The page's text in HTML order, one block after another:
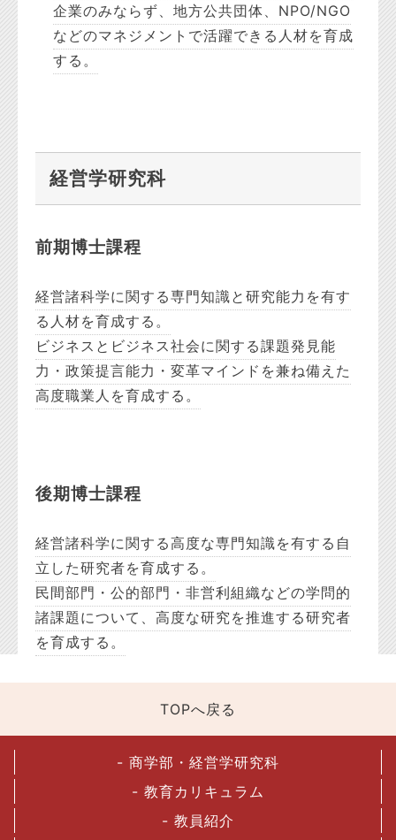
企業のみならず、地方公共団体、NPO/NGO
などのマネジメントで活躍できる人材を育成
する。
経営学研究科
前期博士課程
経営諸科学に関する専門知識と研究能力を有す
る人材を育成する。
ビジネスとビジネス社会に関する課題発見能
力・政策提言能力・変革マインドを兼ね備えた
高度職業人を育成する。
後期博士課程
経営諸科学に関する高度な専門知識を有する自
立した研究者を育成する。
民間部門・公的部門・非営利組織などの学問的
諸課題について、高度な研究を推進する研究者
を育成する。
TOPへ戻る
- 商学部・経営学研究科
- 教育カリキュラム
- 教員紹介